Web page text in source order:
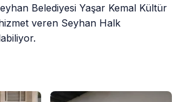
Belediyesi Yaşar Kemal Kültür
veren Seyhan Halk